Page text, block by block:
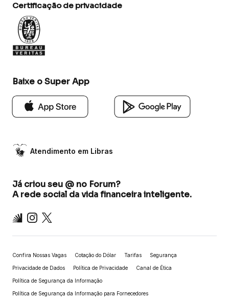
Certificação de privacidade
Baixe o Super App
Atendimento em Libras
Já criou seu @ no Forum?
A rede social da vida financeira inteligente.
Inter Instagram
X
Confira Nossas Vagas Cotação do Dólar Tarifas Segurança
Privacidade de Dados Política de Privacidade Canal de Ética
Política de Segurança da Informação
Política de Segurança da Informação para Fornecedores